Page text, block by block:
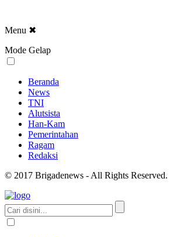
Menu ✖
Mode Gelap
Beranda
News
TNI
Alutsista
Han-Kam
Pemerintahan
Ragam
Redaksi
© 2017 Brigadenews - All Rights Reserved.